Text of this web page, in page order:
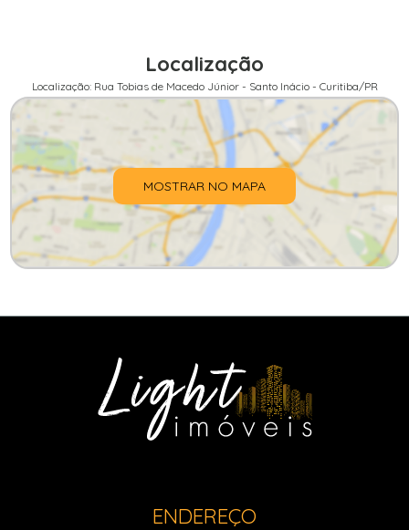
Localização
Localização: Rua Tobias de Macedo Júnior - Santo Inácio - Curitiba/PR
MOSTRAR NO MAPA
ENDEREÇO